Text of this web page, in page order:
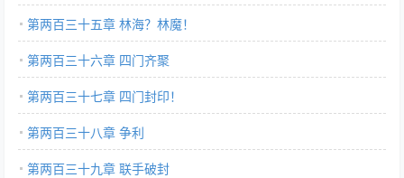
第两百三十五章 林海？林魔！
第两百三十六章 四门齐聚
第两百三十七章 四门封印！
第两百三十八章 争利
第两百三十九章 联手破封